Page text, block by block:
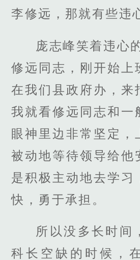
李修远，那就有些违
庞志峰笑着违心
修远同志，刚开始上
在我们县政府办，来
我就看修远同志和一
眼神里边非常坚定，
被动地等待领导给他
是积极主动地去学习
快，勇于承担。
所以没多长时间
科长空缺的时候，